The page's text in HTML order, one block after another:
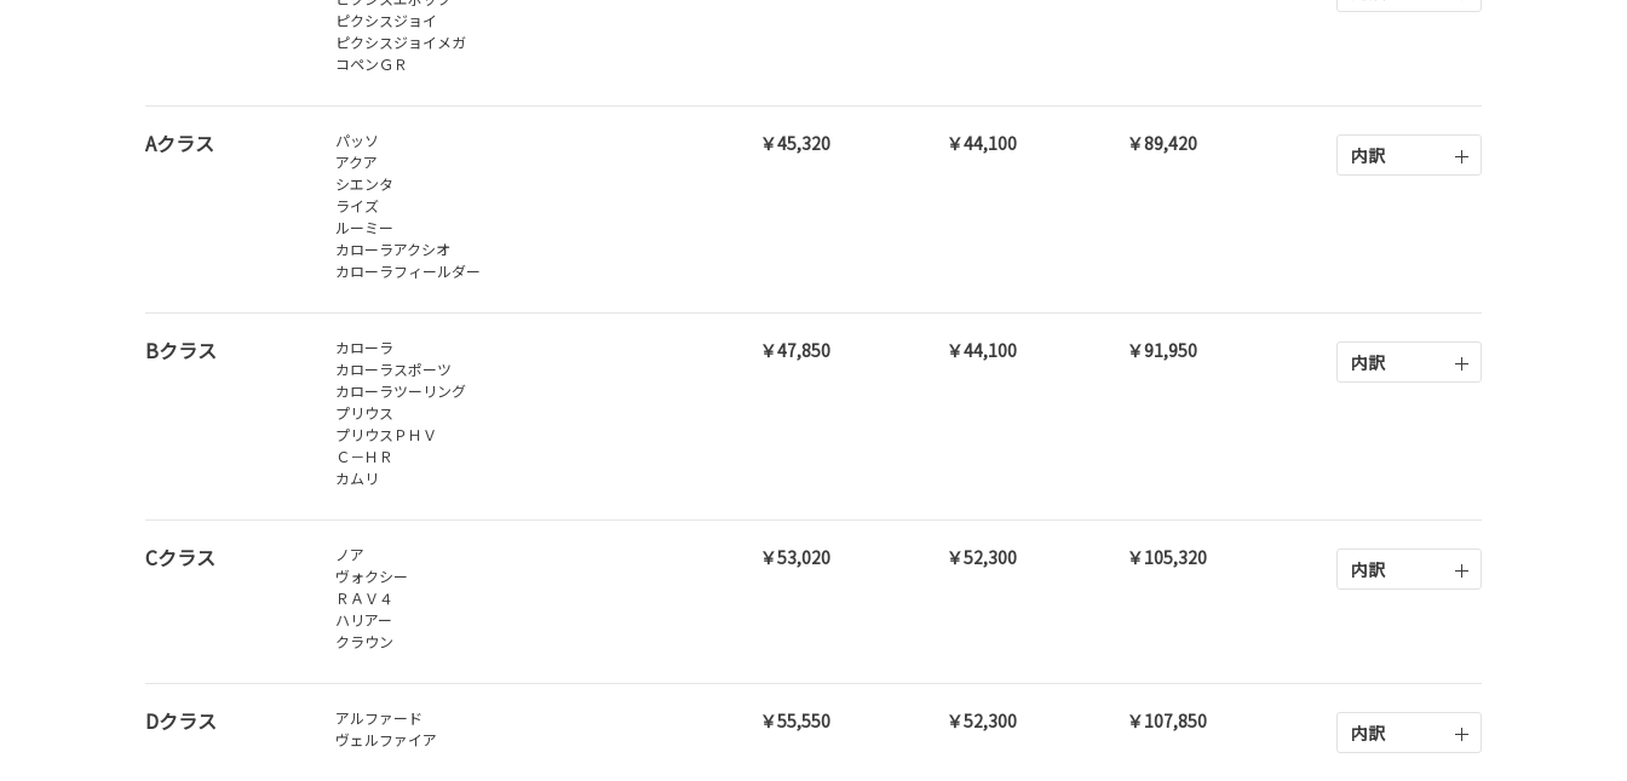
ピクシスジョイ
ピクシスジョイメガ
コペンＧＲ
Aクラス
パッソ
アクア
シエンタ
ライズ
ルーミー
カローラアクシオ
カローラフィールダー
￥45,320 ￥44,100 ￥89,420 内訳
Bクラス
カローラ
カローラスポーツ
カローラツーリング
プリウス
プリウスＰＨＶ
Ｃ－ＨＲ
カムリ
￥47,850 ￥44,100 ￥91,950 内訳
Cクラス
ノア
ヴォクシー
ＲＡＶ４
ハリアー
クラウン
￥53,020 ￥52,300 ￥105,320 内訳
Dクラス
アルファード
ヴェルファイア
￥55,550 ￥52,300 ￥107,850 内訳